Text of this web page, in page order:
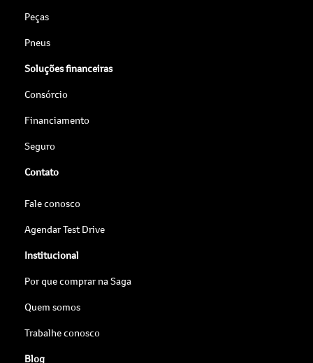
Peças
Pneus
Soluções financeiras
Consórcio
Financiamento
Seguro
Contato
Fale conosco
Agendar Test Drive
Institucional
Por que comprar na Saga
Quem somos
Trabalhe conosco
Blog